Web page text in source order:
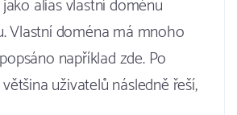
alias vlastní doménu
Vlastní doména má mnoho
například zde. Po
uživatelů následně řeší,